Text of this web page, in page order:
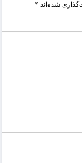
شده‌اند *